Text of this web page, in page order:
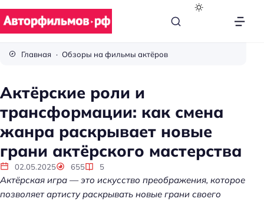
р
о
и
н
о
Главная Обзоры на фильмы актёров
Актёрские роли и
трансформации: как смена
жанра раскрывает новые
грани актёрского мастерства
02.05.2025 655 5
Актёрская игра — это искусство преображения, которое
позволяет артисту раскрывать новые грани своего